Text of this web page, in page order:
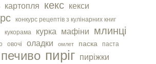
картопля кекс кекси
конкурс рецептів з кулінарних книг
кукорама курка мафіни млинці
овочі оладки омлет паска
паста
печиво пиріг пиріжки